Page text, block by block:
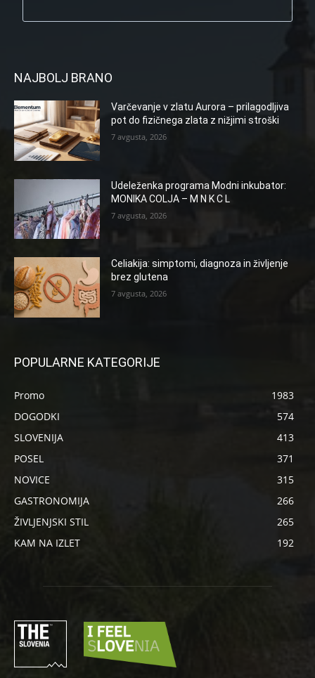
NAJBOLJ BRANO
Varčevanje v zlatu Aurora – prilagodljiva
pot do fizičnega zlata z nižjimi stroški
7 avgusta, 2026
Udeleženka programa Modni inkubator:
MONIKA COLJA – M N K C L
7 avgusta, 2026
Celiakija: simptomi, diagnoza in življenje
brez glutena
7 avgusta, 2026
POPULARNE KATEGORIJE
Promo
1983
DOGODKI
574
SLOVENIJA
413
POSEL
371
NOVICE
315
GASTRONOMIJA
266
ŽIVLJENJSKI STIL
265
KAM NA IZLET
192